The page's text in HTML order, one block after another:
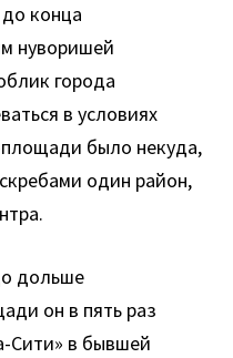
до конца
нуворишей
города
в условиях
площади было некуда,
один район,
дольше
он в пять раз
Сити» в бывшей